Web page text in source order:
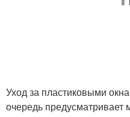
Уход за пластиковыми
очередь